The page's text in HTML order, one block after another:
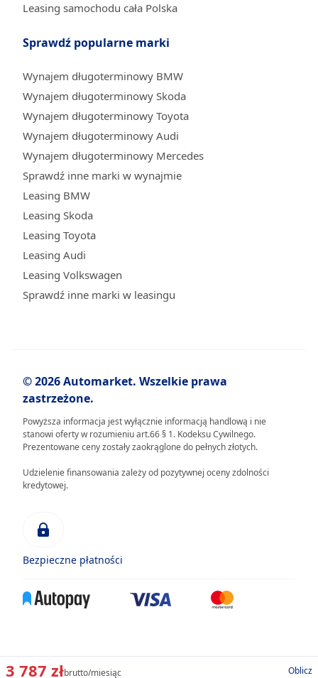
3 787 złbrutto/miesiąc Oblicz
Leasing samochodu cała Polska
Sprawdź popularne marki
Wynajem długoterminowy BMW
Wynajem długoterminowy Skoda
Wynajem długoterminowy Toyota
Wynajem długoterminowy Audi
Wynajem długoterminowy Mercedes
Sprawdź inne marki w wynajmie
Leasing BMW
Leasing Skoda
Leasing Toyota
Leasing Audi
Leasing Volkswagen
Sprawdź inne marki w leasingu
© 2026 Automarket. Wszelkie prawa
zastrzeżone.
Powyższa informacja jest wyłącznie informacją handlową i nie
stanowi oferty w rozumieniu art.66 § 1. Kodeksu Cywilnego.
Prezentowane ceny zostały zaokrąglone do pełnych złotych.
Udzielenie finansowania zależy od pozytywnej oceny zdolności
kredytowej.
Bezpieczne płatności